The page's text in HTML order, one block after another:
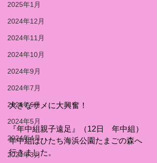
2025年1月
2024年12月
2024年11月
2024年10月
2024年9月
2024年7月
2024年6月
2024年5月
2024年4月
2024年3月
大きなサメに大興奮！
『年中組親子遠足』（12日　年中組）
年中組はひたち海浜公園たまごの森へ
行きました。